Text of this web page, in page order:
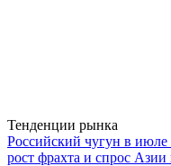
Тенденции рынка
Российский чугун в июле
рост фрахта и спрос